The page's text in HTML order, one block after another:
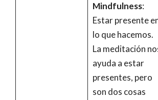
Mindfulness:
Estar presente
lo que hacemos.
La meditación
ayuda a estar
presentes, pero
son dos cosas